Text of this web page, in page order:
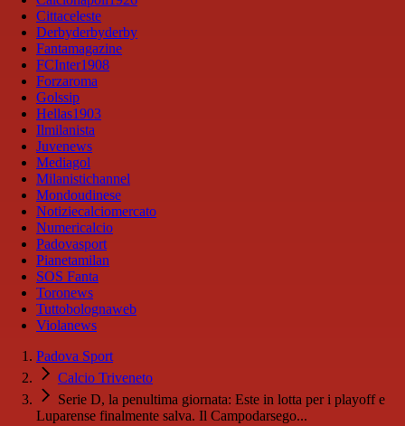
Cittaceleste
Derbyderbyderby
Fantamagazine
FCInter1908
Forzaroma
Golssip
Hellas1903
Ilmilanista
Juvenews
Mediagol
Milanistichannel
Mondoudinese
Notiziecalciomercato
Numericalcio
Padovasport
Pianetamilan
SOS Fanta
Toronews
Tuttobolognaweb
Violanews
Padova Sport
Calcio Triveneto
Serie D, la penultima giornata: Este in lotta per i playoff e
Luparense finalmente salva. Il Campodarsego...